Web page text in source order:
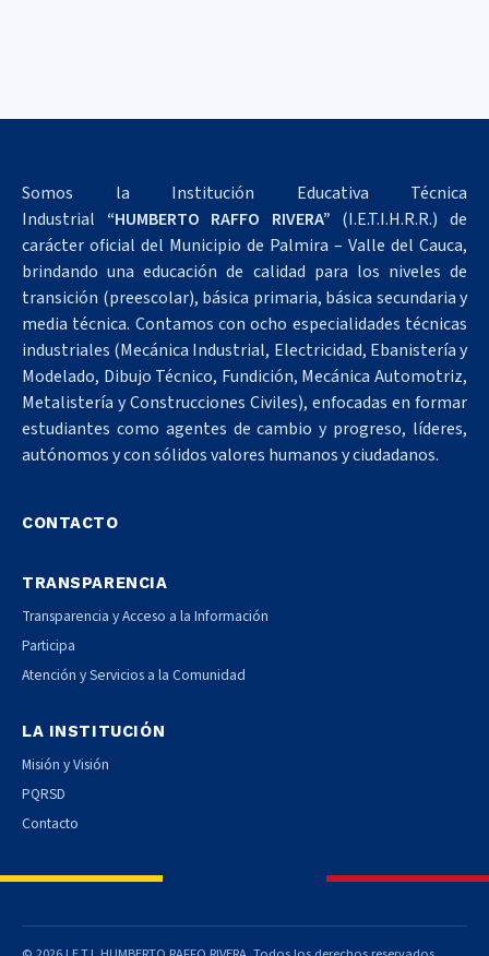
Somos la Institución Educativa Técnica
Industrial “HUMBERTO RAFFO RIVERA” (I.E.T.I.H.R.R.) de
carácter oficial del Municipio de Palmira – Valle del Cauca,
brindando una educación de calidad para los niveles de
transición (preescolar), básica primaria, básica secundaria y
media técnica. Contamos con ocho especialidades técnicas
industriales (Mecánica Industrial, Electricidad, Ebanistería y
Modelado, Dibujo Técnico, Fundición, Mecánica Automotriz,
Metalistería y Construcciones Civiles), enfocadas en formar
estudiantes como agentes de cambio y progreso, líderes,
autónomos y con sólidos valores humanos y ciudadanos.
CONTACTO
TRANSPARENCIA
Transparencia y Acceso a la Información
Participa
Atención y Servicios a la Comunidad
LA INSTITUCIÓN
Misión y Visión
PQRSD
Contacto